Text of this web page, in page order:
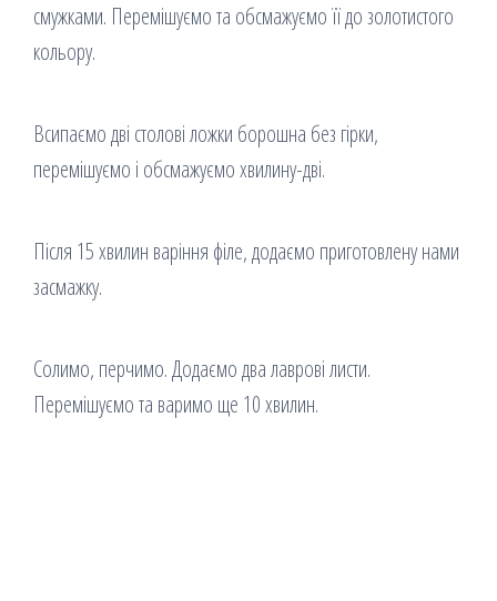
смужками. Перемішуємо та обсмажуємо її до золотистого
кольору.
Всипаємо дві столові ложки борошна без гірки,
перемішуємо і обсмажуємо хвилину-дві.
Після 15 хвилин варіння філе, додаємо приготовлену нами
засмажку.
Солимо, перчимо. Додаємо два лаврові листи.
Перемішуємо та варимо ще 10 хвилин.